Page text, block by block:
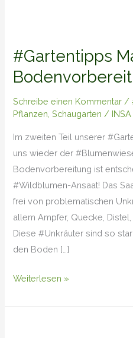
#Gartentipps
Schreibe einen Kommentar /
Pflanzen,Schaugarten / INSA
Im zweiten Teil unserer
uns wieder der
Bodenvorbereitung ist
#Wildblumen-Ansaat! Das
frei von problematischen
allem Ampfer, Quecke,
Diese #Unkräuter sind so
den Boden […]
(II):
Bodenvorbereitung
Weiterlesen »